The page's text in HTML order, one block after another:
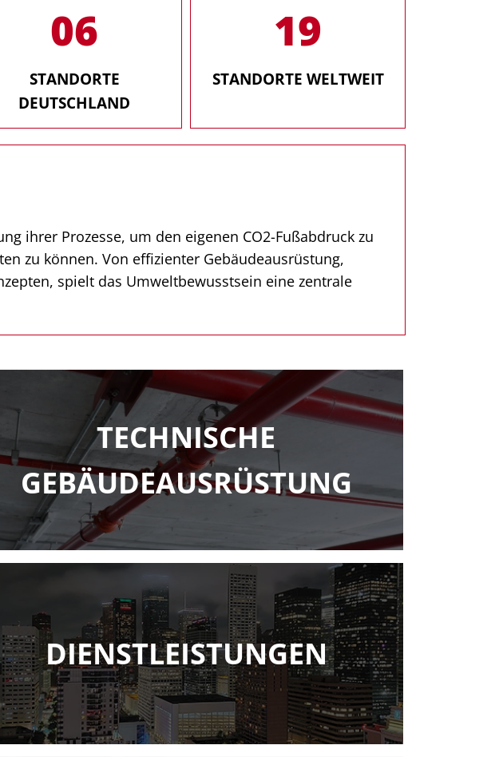
06
STANDORTE
DEUTSCHLAND
19
STANDORTE WELTWEIT
ihrer Prozesse, um den eigenen CO2-Fußabdruck zu
zu können. Von effizienter Gebäudeausrüstung,
spielt das Umweltbewusstsein eine zentrale
TECHNISCHE
GEBÄUDEAUSRÜSTUNG
DIENSTLEISTUNGEN